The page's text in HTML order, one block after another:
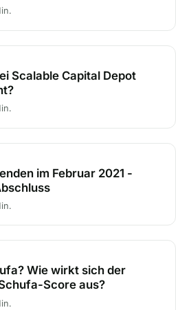
Capital Depot
Scalable Capital Depot
im Februar 2021 - Rückblick
im Februar 2021 -
Wie wirkt sich der Broker auf
Wie wirkt sich der
Score aus?